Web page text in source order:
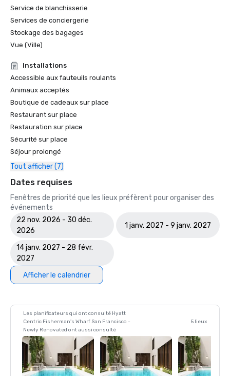
Service de blanchisserie
Services de conciergerie
Stockage des bagages
Vue (Ville)
Installations
Accessible aux fauteuils roulants
Animaux acceptés
Boutique de cadeaux sur place
Restaurant sur place
Restauration sur place
Sécurité sur place
Séjour prolongé
Tout afficher (7)
Dates requises
Fenêtres de priorité que les lieux préfèrent pour organiser des
événements
22 nov. 2026 - 30 déc.
2026
1 janv. 2027 - 9 janv. 2027
14 janv. 2027 - 28 févr.
2027
Afficher le calendrier
Les planificateurs qui ont consulté Hyatt
Centric Fisherman's Wharf San Francisco -
Newly Renovated ont aussi consulté
5 lieux